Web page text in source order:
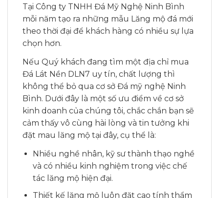
Tại Công ty TNHH Đá Mỹ Nghệ Ninh Bình
mỗi năm tạo ra những mẫu Lăng mộ đá mới
theo thời đại để khách hàng có nhiều sự lựa
chọn hơn.
Nếu Quý khách đang tìm một địa chỉ mua
Đá Lát Nền DLN7 uy tín, chất lượng thì
không thể bỏ qua cơ sở Đá mỹ nghệ Ninh
Bình. Dưới đây là một số ưu điểm về cơ sở
kinh doanh của chúng tôi, chắc chắn bạn sẽ
cảm thấy vô cùng hài lòng và tin tưởng khi
đặt mau lăng mộ tại đây, cụ thể là:
Nhiều nghề nhân, kỹ sư thành thạo nghề
và có nhiều kinh nghiệm trong việc chế
tác lăng mộ hiện đại.
Thiết kế lăng mộ luôn đặt cao tính thẩm